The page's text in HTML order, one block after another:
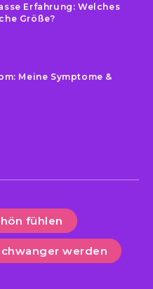
Erfahrung: Welches
Größe?
Meine Symptome &
fühlen
werden